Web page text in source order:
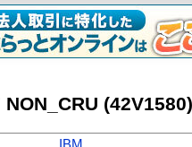
(42V1580)
IBM